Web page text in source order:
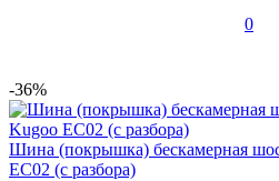
0
-36%
Шина (покрышка) бескамерная
EC02 (с разбора)